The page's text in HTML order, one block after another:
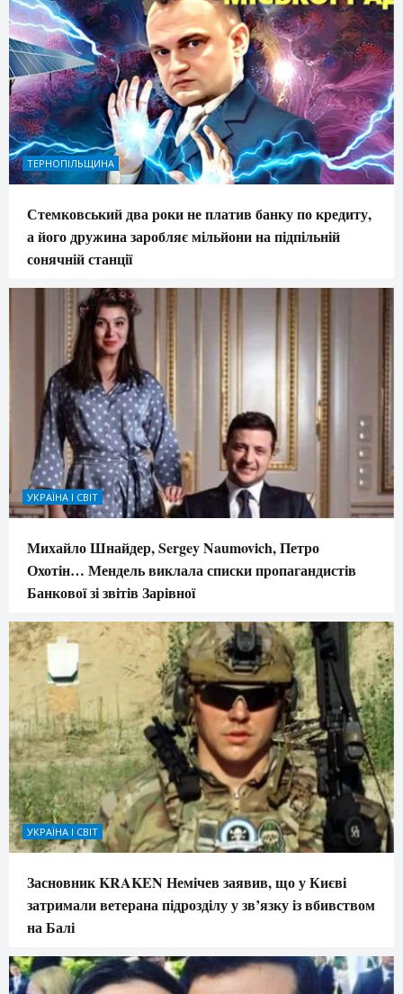
ТЕРНОПІЛЬЩИНА
Стемковський два роки не платив банку по кредиту,
а його дружина заробляє мільйони на підпільній
сонячній станції
УКРАЇНА І СВІТ
Михайло Шнайдер, Sergey Naumovich, Петро
Охотін… Мендель виклала списки пропагандистів
Банкової зі звітів Зарівної
УКРАЇНА І СВІТ
Засновник KRAKEN Немічев заявив, що у Києві
затримали ветерана підрозділу у зв’язку із вбивством
на Балі